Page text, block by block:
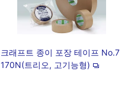
크래프트 종이 포장 테이프 No.7
170N(트리오, 고기능형)